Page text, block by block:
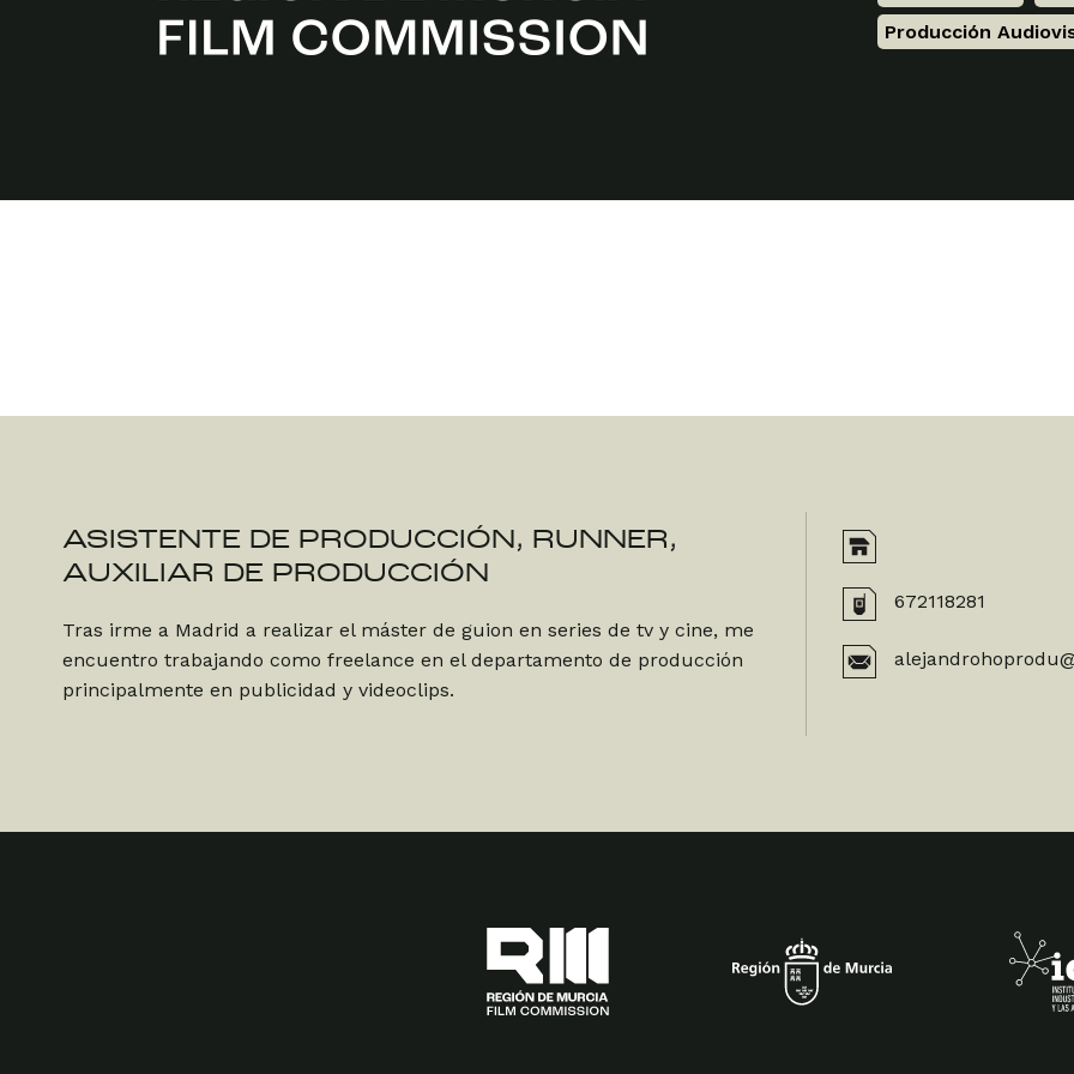
Producción
ASISTENTE DE PRODUCCIÓN, RUNNER,
AUXILIAR DE PRODUCCIÓN
Tras irme a Madrid a realizar el máster de guion en series de tv y cine, me
encuentro trabajando como freelance en el departamento de producción
principalmente en publicidad y videoclips.
672118281